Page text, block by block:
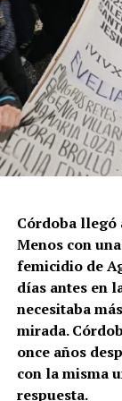
Córdoba llegó
Menos con
femicidio de
días antes en
necesitaba
mirada.
once años
con la misma
respuesta.